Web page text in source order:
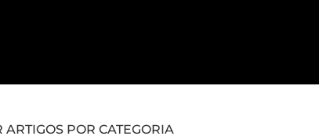
ARTIGOS POR CATEGORIA